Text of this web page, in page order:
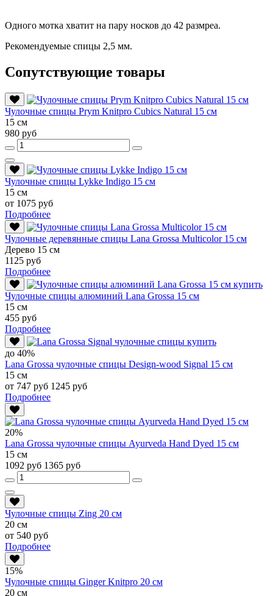
Одного мотка хватит на пару носков до 42 размреа.
Рекомендуемые спицы 2,5 мм.
Сопутствующие товары
Чулочные спицы Prym Knitpro Cubics Natural 15 см
15 см
980 руб
Чулочные спицы Lykke Indigo 15 см
15 см
от 1075 руб
Подробнее
Чулочные деревянные спицы Lana Grossa Multicolor 15 см
Дерево 15 см
1125 руб
Подробнее
Чулочные спицы алюминий Lana Grossa 15 см
15 см
455 руб
Подробнее
до 40%
Lana Grossa чулочные спицы Design-wood Signal 15 см
15 см
от 747 руб 1245 руб
Подробнее
20%
Lana Grossa чулочные спицы Ayurveda Hand Dyed 15 см
15 см
1092 руб 1365 руб
Чулочные спицы Zing 20 см
20 см
от 540 руб
Подробнее
15%
Чулочные спицы Ginger Knitpro 20 см
20 см